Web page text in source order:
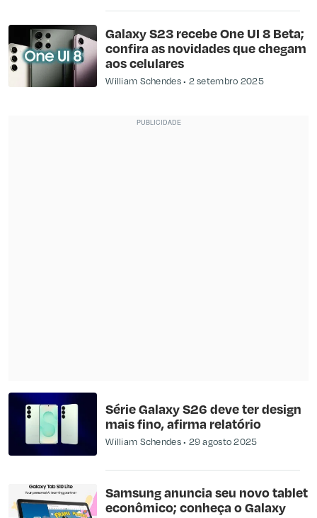
Galaxy S23 recebe One UI 8 Beta;
confira as novidades que chegam
aos celulares
William Schendes 2 setembro 2025
Série Galaxy S26 deve ter design
mais fino, afirma relatório
William Schendes 29 agosto 2025
Samsung anuncia seu novo tablet
econômico; conheça o Galaxy